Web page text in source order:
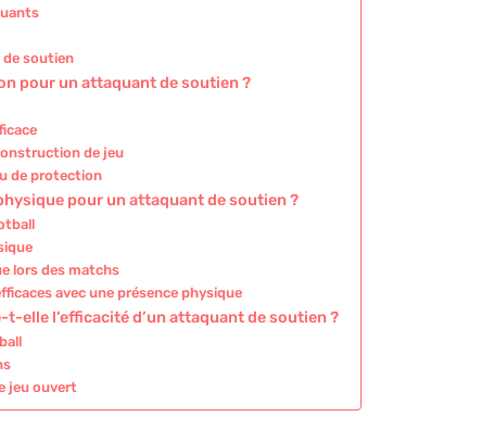
de soutien
pour un attaquant de soutien ?
de jeu
de protection
pour un attaquant de soutien ?
lors des matchs
avec une présence physique
elle l’efficacité d’un attaquant de soutien ?
jeu ouvert